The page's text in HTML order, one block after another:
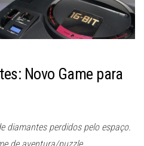
Novo Game para
diamantes perdidos pelo espaço.